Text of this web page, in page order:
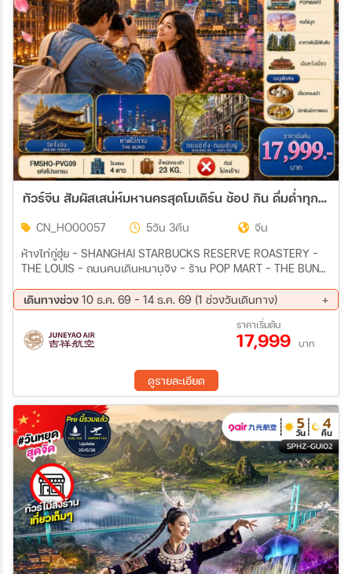
ทัวร์จีน สัมผัสเสน่ห์มหานครสุดโมเดิร์น ช้อป กิน ดื่มด่ำทุกเสน่ห์อิสระท่องเที่ยว 1 วันเต็ม 5วัน 3คืน (HO)
CN_HO00057 5วัน 3คืน
จีน
ห้างไท่กู่ฮุ่ย - SHANGHAI STARBUCKS RESERVE ROASTERY –
THE LOUIS – ถนนคนเดินหนานจิง - ร้าน POP MART – THE BUND
greenland-ถนนอู่คัง-ถนนอันฝู-TIAN AN 1,000 TREES -หอไข่มุก
(ด้านนอก)-SKY WALK "ลู่เจียจุ่ย"-ย่านเทียนจื่อฝ่าง
เดินทางช่วง 10 ธ.ค. 69 - 14 ธ.ค. 69 (1 ช่วงวันเดินทาง)
ราคาเริ่มต้น
17,999 บาท
ดูรายละเอียด